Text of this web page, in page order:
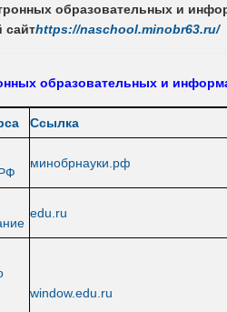
образовательных и
сайтhttps://naschool.minobr63.ru/
образовательных и
Ссылка
минобрнауки.рф
edu.ru
window.edu.ru